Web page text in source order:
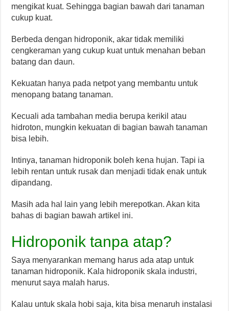
mengikat kuat. Sehingga bagian bawah dari tanaman
cukup kuat.
Berbeda dengan hidroponik, akar tidak memiliki
cengkeraman yang cukup kuat untuk menahan beban
batang dan daun.
Kekuatan hanya pada netpot yang membantu untuk
menopang batang tanaman.
Kecuali ada tambahan media berupa kerikil atau
hidroton, mungkin kekuatan di bagian bawah tanaman
bisa lebih.
Intinya, tanaman hidroponik boleh kena hujan. Tapi ia
lebih rentan untuk rusak dan menjadi tidak enak untuk
dipandang.
Masih ada hal lain yang lebih merepotkan. Akan kita
bahas di bagian bawah artikel ini.
Hidroponik tanpa atap?
Saya menyarankan memang harus ada atap untuk
tanaman hidroponik. Kala hidroponik skala industri,
menurut saya malah harus.
Kalau untuk skala hobi saja, kita bisa menaruh instalasi